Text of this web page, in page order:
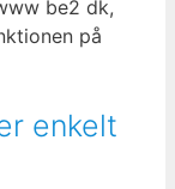
be2 dk,
på
enkelt